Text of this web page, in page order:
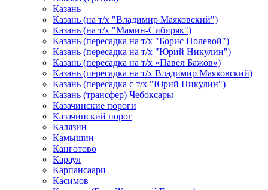
Казань
Казань (на т/х "Владимир Маяковский")
Казань (на т/х "Мамин-Сибиряк")
Казань (пересадка на т/х "Борис Полевой")
Казань (пересадка на т/х "Юрий Никулин")
Казань (пересадка на т/х «Павел Бажов»)
Казань (пересадка на т/х Владимир Маяковский)
Казань (пересадка с т/х "Юрий Никулин")
Казань (трансфер) Чебоксары
Казачинские пороги
Казачинский порог
Калязин
Камышин
Канготово
Караул
Карпансаари
Касимов